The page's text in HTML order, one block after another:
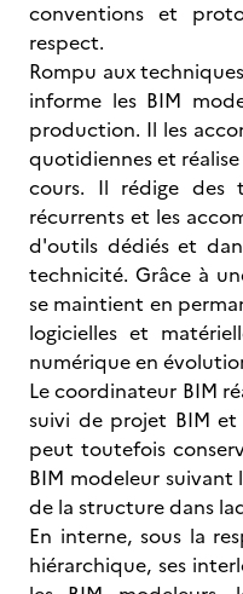
conventions et
respect.
Rompu aux
informe les BIM
production. Il les
quotidiennes et
cours. Il rédige des
récurrents et les
d'outils dédiés et
technicité. Grâce à
se maintient en
logicielles et
numérique en
Le coordinateur BIM
suivi de projet BIM
peut toutefois
BIM modeleur
de la structure dans
En interne, sous la
hiérarchique, ses